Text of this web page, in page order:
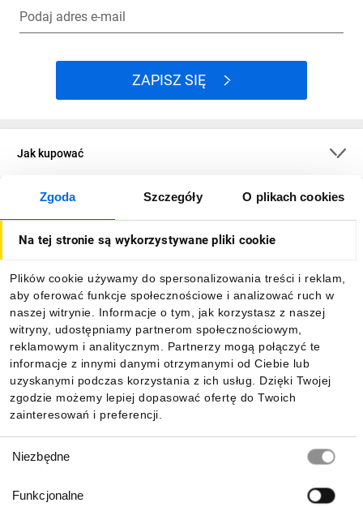
Zgoda Szczegóły O plikach cookies
Na tej stronie są wykorzystywane pliki cookie
Plików cookie używamy do spersonalizowania treści i reklam,
aby oferować funkcje społecznościowe i analizować ruch w
naszej witrynie. Informacje o tym, jak korzystasz z naszej
witryny, udostępniamy partnerom społecznościowym,
reklamowym i analitycznym. Partnerzy mogą połączyć te
informacje z innymi danymi otrzymanymi od Ciebie lub
uzyskanymi podczas korzystania z ich usług. Dzięki Twojej
zgodzie możemy lepiej dopasować ofertę do Twoich
zainteresowań i preferencji.
zgody
Niezbędne
Funkcjonalne
Podaj adres e-mail
ZAPISZ SIĘ
Jak kupować
O firmie
Informacje
Pobierz naszą aplikację mobilną: